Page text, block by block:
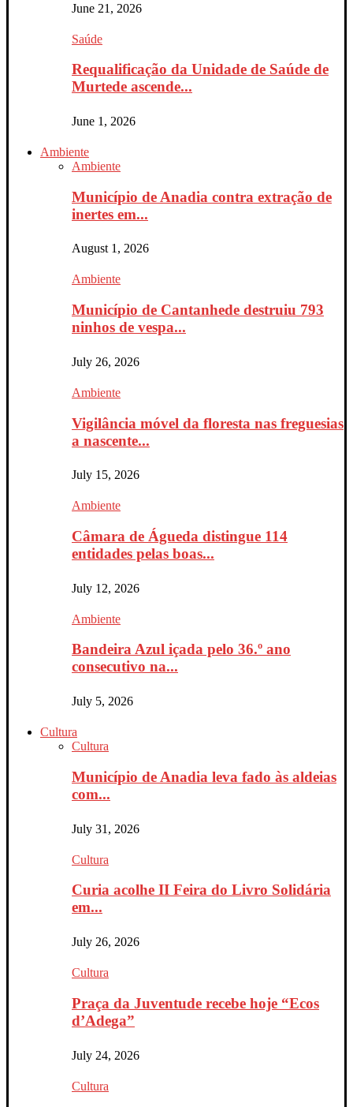
June 21, 2026
Saúde
Requalificação da Unidade de Saúde de
Murtede ascende...
June 1, 2026
Ambiente
Ambiente
Município de Anadia contra extração de
inertes em...
August 1, 2026
Ambiente
Município de Cantanhede destruiu 793
ninhos de vespa...
July 26, 2026
Ambiente
Vigilância móvel da floresta nas freguesias
a nascente...
July 15, 2026
Ambiente
Câmara de Águeda distingue 114
entidades pelas boas...
July 12, 2026
Ambiente
Bandeira Azul içada pelo 36.º ano
consecutivo na...
July 5, 2026
Cultura
Cultura
Município de Anadia leva fado às aldeias
com...
July 31, 2026
Cultura
Curia acolhe II Feira do Livro Solidária
em...
July 26, 2026
Cultura
Praça da Juventude recebe hoje “Ecos
d’Adega”
July 24, 2026
Cultura